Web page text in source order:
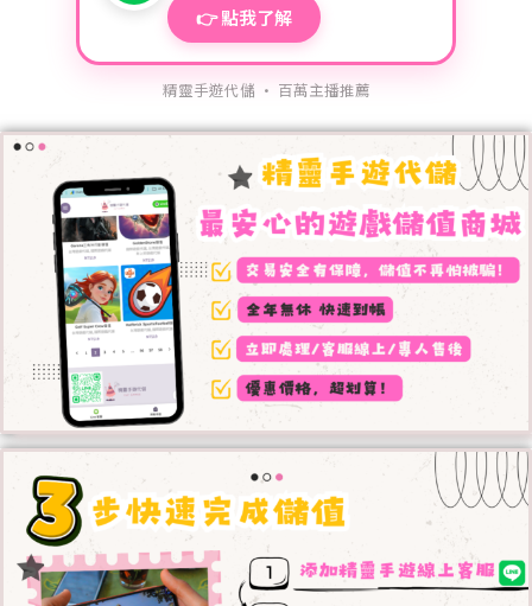
👉 點我了解
精靈手遊代儲 · 百萬主播推薦